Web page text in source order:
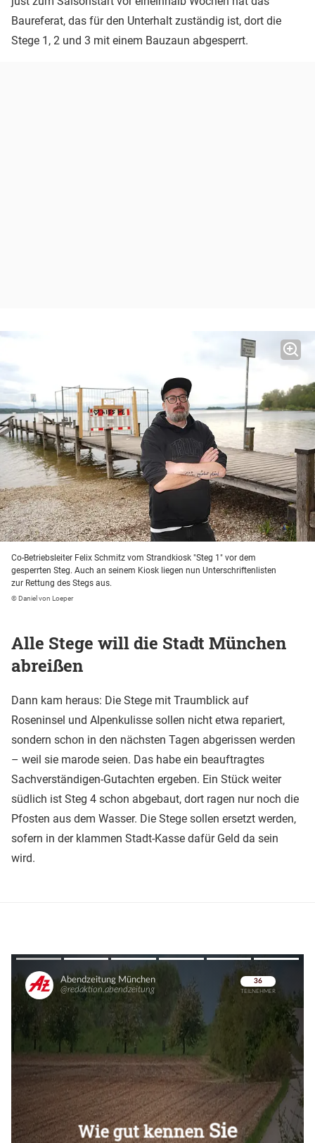
Baureferat, das für den Unterhalt zuständig ist, dort die
Stege 1, 2 und 3 mit einem Bauzaun abgesperrt.
Co-Betriebsleiter Felix Schmitz vom Strandkiosk "Steg 1" vor dem
gesperrten Steg. Auch an seinem Kiosk liegen nun Unterschriftenlisten
zur Rettung des Stegs aus.
© Daniel von Loeper
Alle Stege will die Stadt München
abreißen
Dann kam heraus: Die Stege mit Traumblick auf
Roseninsel und Alpenkulisse sollen nicht etwa repariert,
sondern schon in den nächsten Tagen abgerissen werden
– weil sie marode seien. Das habe ein beauftragtes
Sachverständigen-Gutachten ergeben. Ein Stück weiter
südlich ist Steg 4 schon abgebaut, dort ragen nur noch die
Pfosten aus dem Wasser. Die Stege sollen ersetzt werden,
sofern in der klammen Stadt-Kasse dafür Geld da sein
wird.
Überspringen